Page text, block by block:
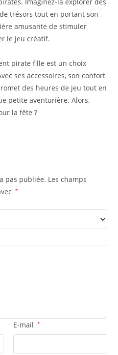
trésors tout en portant son
amusante de stimuler
le jeu créatif.
pirate fille est un choix
ses accessoires, son confort
des heures de jeu tout en
petite aventurière. Alors,
la fête ?
pas publiée. Les champs
*
E-mail *